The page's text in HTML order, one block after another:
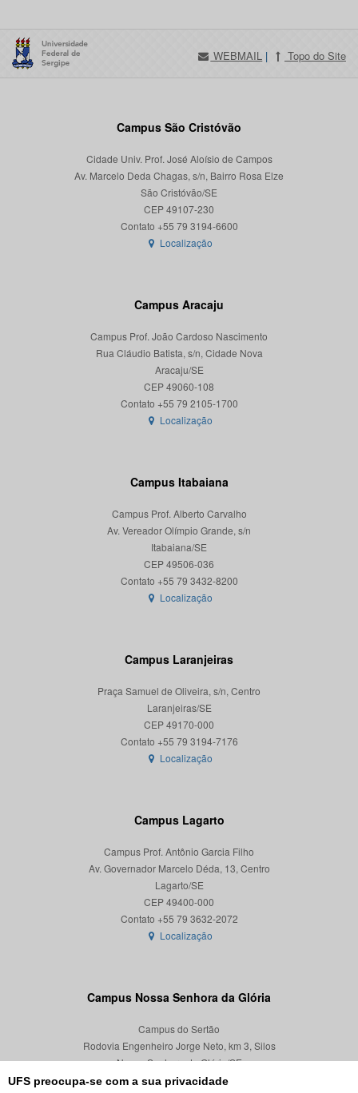
UFS preocupa-se com a sua privacidade
WEBMAIL | Topo do Site
Campus São Cristóvão
Cidade Univ. Prof. José Aloísio de Campos
Av. Marcelo Deda Chagas, s/n, Bairro Rosa Elze
São Cristóvão/SE
CEP 49107-230
Localização
Campus Aracaju
Campus Prof. João Cardoso Nascimento
Rua Cláudio Batista, s/n, Cidade Nova
Aracaju/SE
CEP 49060-108
Localização
Campus Itabaiana
Campus Prof. Alberto Carvalho
Av. Vereador Olímpio Grande, s/n
Itabaiana/SE
CEP 49506-036
Localização
Campus Laranjeiras
Praça Samuel de Oliveira, s/n, Centro
Laranjeiras/SE
CEP 49170-000
Localização
Campus Lagarto
Campus Prof. Antônio Garcia Filho
Av. Governador Marcelo Déda, 13, Centro
Lagarto/SE
CEP 49400-000
Localização
Campus Nossa Senhora da Glória
Campus do Sertão
Rodovia Engenheiro Jorge Neto, km 3, Silos
Nossa Senhora da Glória/SE
CEP 49680-000